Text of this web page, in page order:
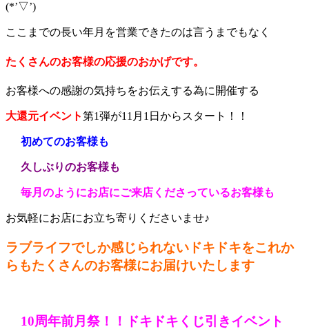
(*’▽’)
ここまでの長い年月を営業できたのは言うまでもなく
たくさんのお客様の応援のおかげです。
お客様への感謝の気持ちをお伝えする為に開催する
大還元イベント第1弾が11月1日からスタート！！
初めてのお客様も
久しぶりのお客様も
毎月のようにお店にご来店くださっているお客様も
お気軽にお店にお立ち寄りくださいませ♪
ラブライフでしか感じられないドキドキをこれか
らもたくさんのお客様にお届けいたします
10周年前月祭！！ドキドキくじ引きイベント